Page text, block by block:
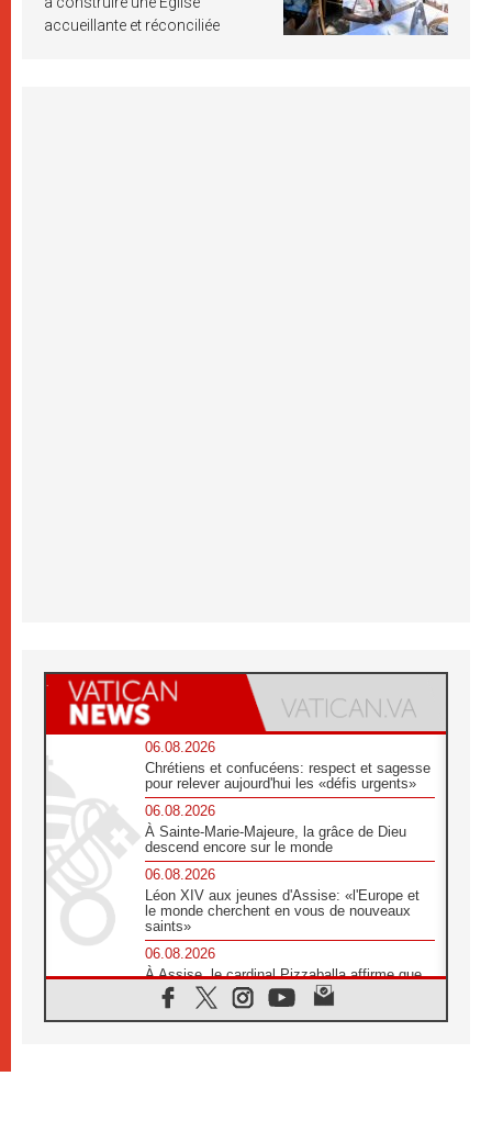
accueillante et réconciliée
06.08.2026
Chrétiens et confucéens: respect et sagesse
pour relever aujourd'hui les «défis urgents»
06.08.2026
À Sainte-Marie-Majeure, la grâce de Dieu
descend encore sur le monde
06.08.2026
Léon XIV aux jeunes d'Assise: «l'Europe et
le monde cherchent en vous de nouveaux
saints»
06.08.2026
À Assise, le cardinal Pizzaballa affirme que
«les chrétiens veulent la paix»
06.08.2026